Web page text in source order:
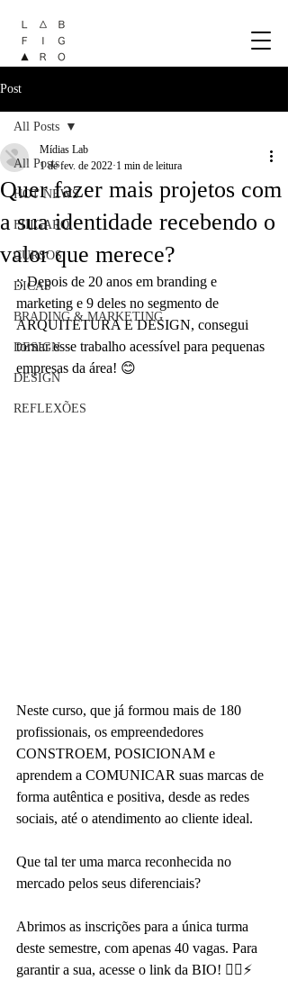
Post
All Posts
HOT NEWS
FIIIGARO
CURSOS
DICAS
BRADING & MARKETING
DESIGN
DESIGN
REFLEXÕES
All Posts
Quer fazer mais projetos com
a sua identidade recebendo o
valor que merece?
Mídias Lab
1 de fev. de 2022 1 min de leitura
:: Depois de 20 anos em branding e
marketing e 9 deles no segmento de
ARQUITETURA E DESIGN, consegui
tornar esse trabalho acessível para pequenas
empresas da área! 😊
Neste curso, que já formou mais de 180
profissionais, os empreendedores
CONSTROEM, POSICIONAM e
aprendem a COMUNICAR suas marcas de
forma autêntica e positiva, desde as redes
sociais, até o atendimento ao cliente ideal.
Que tal ter uma marca reconhecida no
mercado pelos seus diferenciais?
Abrimos as inscrições para a única turma
deste semestre, com apenas 40 vagas. Para
garantir a sua, acesse o link da BIO! 👆🏼⚡️